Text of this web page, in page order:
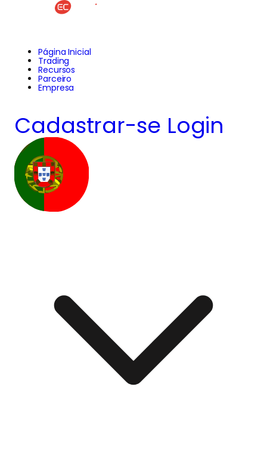
Página Inicial
Trading
Recursos
Parceiro
Empresa
Cadastrar-se Login